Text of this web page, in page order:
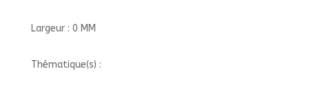
Largeur : 0 MM
Thématique(s) :